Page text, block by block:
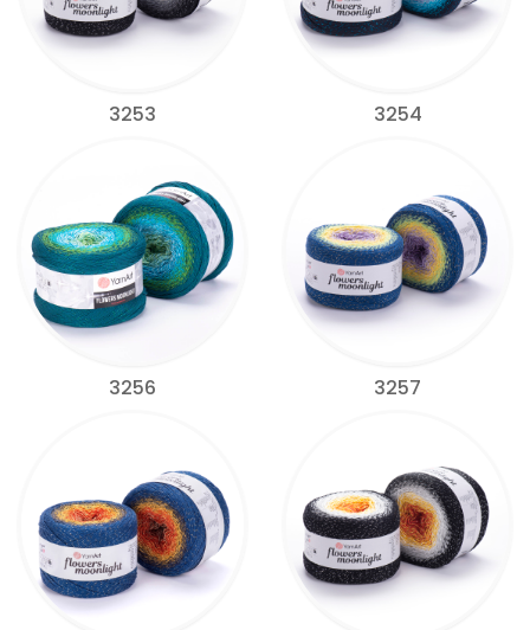
3253 3254
3256 3257